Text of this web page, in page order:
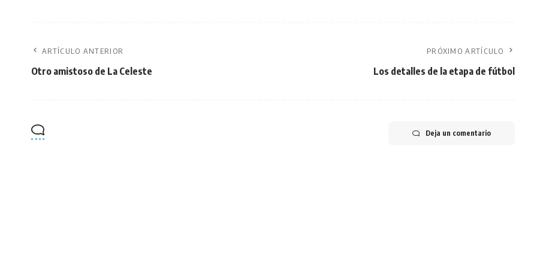
ARTÍCULO ANTERIOR
Otro amistoso de La Celeste
PRÓXIMO ARTÍCULO
Los detalles de la etapa de fútbol
Deja un comentario